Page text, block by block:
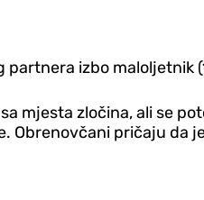
izbo maloljetnik
mjesta zločina, ali se
Obrenovčani pričaju da